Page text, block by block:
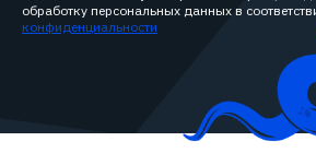
обработку персональных данных в
конфиденциальности